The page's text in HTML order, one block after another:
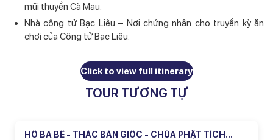
mũi thuyền Cà Mau.
Nhà công tử Bạc Liêu – Nơi chứng nhân cho truyền kỳ ăn
chơi của Công tử Bạc Liêu.
Miếu Bà Chúa Xứ – điểm tựa tâm linh của người dân khắp nơi
Cano xuyên rừng, vượt sóng đến với Đất Mũi.
sang ngàn – vạn con cò vạc.
Click to view full itinerary
TOUR TƯƠNG TỰ
3 Ngày
HỒ BA BỂ - THÁC BẢN GIỐC - CHÙA PHẬT TÍCH